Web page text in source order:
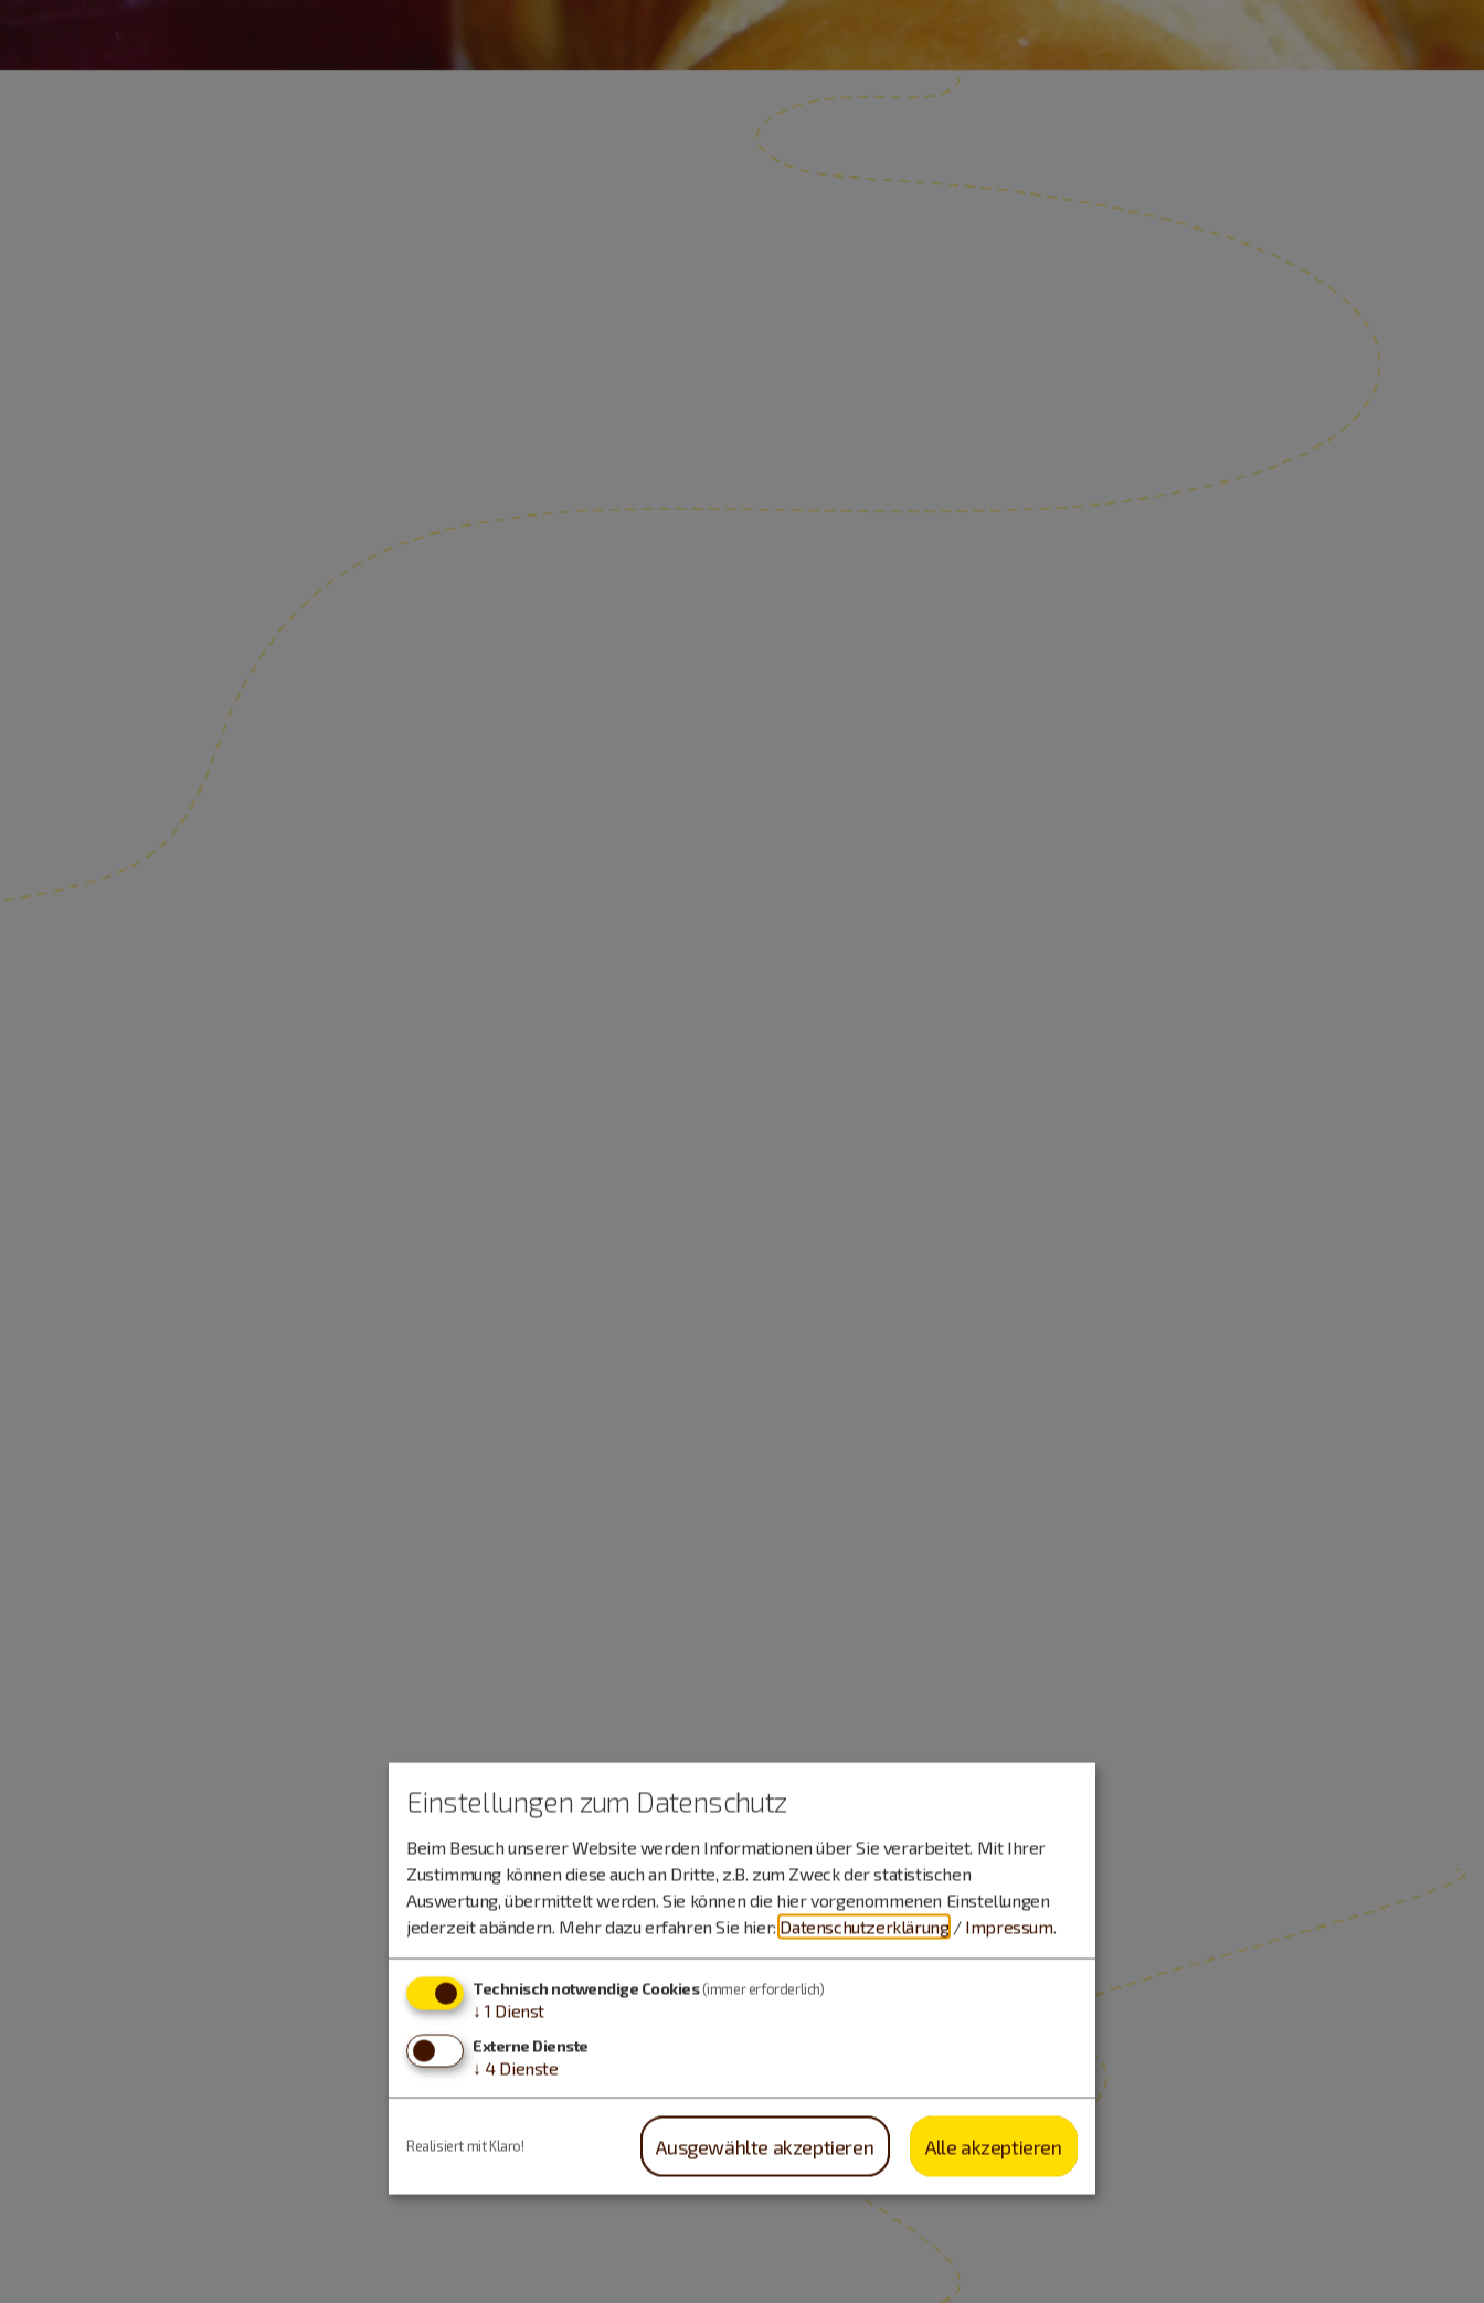
Einstellungen zum Datenschutz
Beim Besuch unserer Website werden Informationen über Sie verarbeitet. Mit Ihrer
Zustimmung können diese auch an Dritte, z.B. zum Zweck der statistischen
Auswertung, übermittelt werden. Sie können die hier vorgenommenen Einstellungen
jederzeit abändern. Mehr dazu erfahren Sie hier: Datenschutzerklärung / Impressum.
Technisch notwendige Cookies (immer erforderlich)
↓ 1 Dienst
Externe Dienste
↓ 4 Dienste
Ausgewählte akzeptieren Alle akzeptieren
Realisiert mit Klaro!